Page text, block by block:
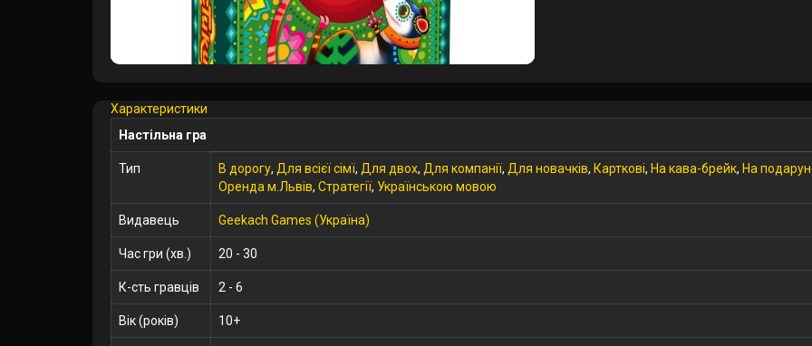
Характеристики
Настільна гра
Тип В дорогу, Для всієї сімї, Для двох, Для компанії, Для новачків, Карткові, На кава-брейк, На
Оренда м.Львів, Стратегії, Українською мовою
Видавець Geekach Games (Україна)
Час гри (хв.) 20 - 30
К-сть гравців 2 - 6
Вік (років) 10+